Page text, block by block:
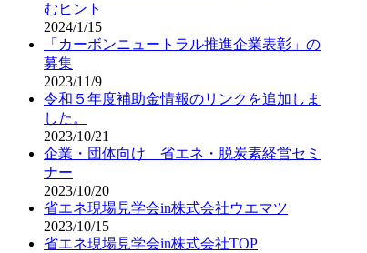
むヒント
2024/1/15
「カーボンニュートラル推進企業表彰」の
募集
2023/11/9
令和５年度補助金情報のリンクを追加しま
した。
2023/10/21
企業・団体向け 省エネ・脱炭素経営セミ
ナー
2023/10/20
省エネ現場見学会in株式会社ウエマツ
2023/10/15
省エネ現場見学会in株式会社TOP